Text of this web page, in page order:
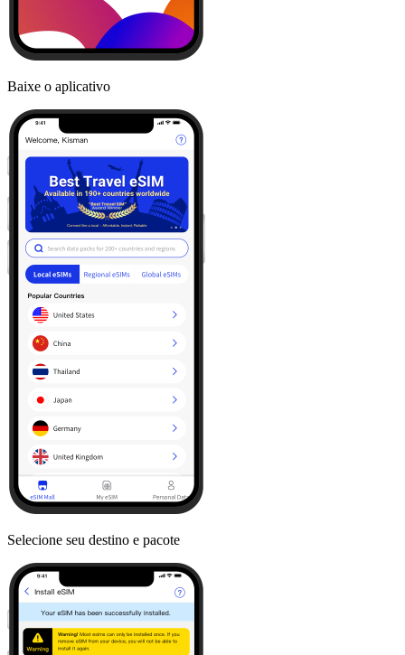
Baixe o aplicativo
Selecione seu destino e pacote